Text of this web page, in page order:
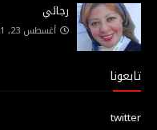
رجائي
أغسطس 23, 2021
تابعونا
twitter